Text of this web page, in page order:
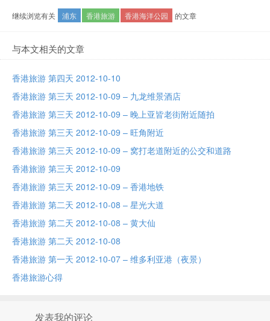
继续浏览有关 浦东 香港旅游 香港海洋公园 的文章
与本文相关的文章
香港旅游 第四天 2012-10-10
香港旅游 第三天 2012-10-09 – 九龙维景酒店
香港旅游 第三天 2012-10-09 – 晚上亚皆老街附近随拍
香港旅游 第三天 2012-10-09 – 旺角附近
香港旅游 第三天 2012-10-09 – 窝打老道附近的公交和道路
香港旅游 第三天 2012-10-09
香港旅游 第三天 2012-10-09 – 香港地铁
香港旅游 第二天 2012-10-08 – 星光大道
香港旅游 第二天 2012-10-08 – 黄大仙
香港旅游 第二天 2012-10-08
香港旅游 第一天 2012-10-07 – 维多利亚港（夜景）
香港旅游心得
发表我的评论